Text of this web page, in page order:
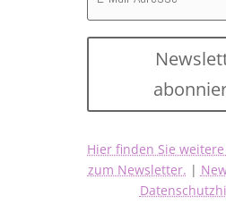
Hier finden Sie
zum Newsletter. |